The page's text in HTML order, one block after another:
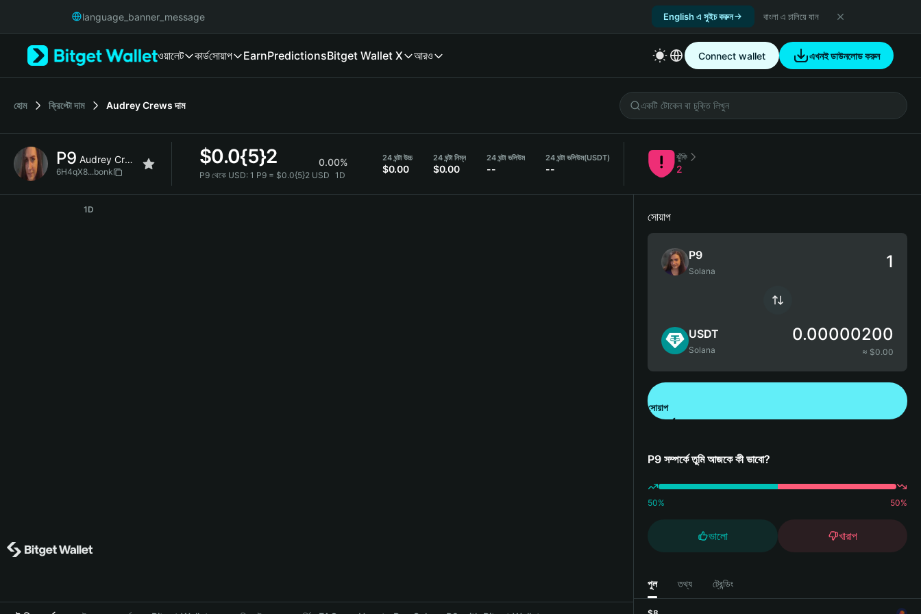
Русский
Italiano
简体中文
繁體中文
Bahasa Indonesia
language_banner_message English এ সুইচ করুন বাংলা এ চালিয়ে যান
ওয়ালেট কার্ডসোয়াপ EarnPredictionsBitget Wallet X আরও Connect wallet এখনই ডাউনলোড করুন
হোম ক্রিপ্টো দাম Audrey Crews দাম
P9 Audrey Crews
6H4qX8...bonk
$0.0{5}2 0.00%
P9 থেকে USD: 1 P9 = $0.0{5}2 USD 1D
24 ঘন্টা উচ্চ
$0.00
24 ঘন্টা নিম্ন
$0.00
24 ঘন্টা ভলিউম
--
24 ঘন্টা ভলিউম(USDT)
--
ঝুঁকি
2
1D
সোয়াপ
P9
Solana
USDT
Solana
0.00000200
≈ $0.00
সোয়াপ
P9 সম্পর্কে তুমি আজকে কী ভাবো?
50% 50%
ভালো খারাপ
পুল তথ্য ট্রেন্ডিং